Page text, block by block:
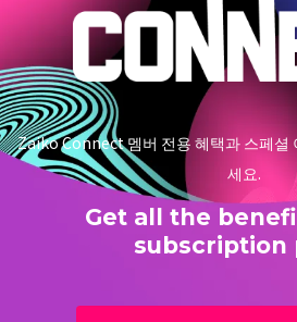
Zaiko Connect 멤버 전용 혜택과 스페셜
세요.
Get all the
subscription